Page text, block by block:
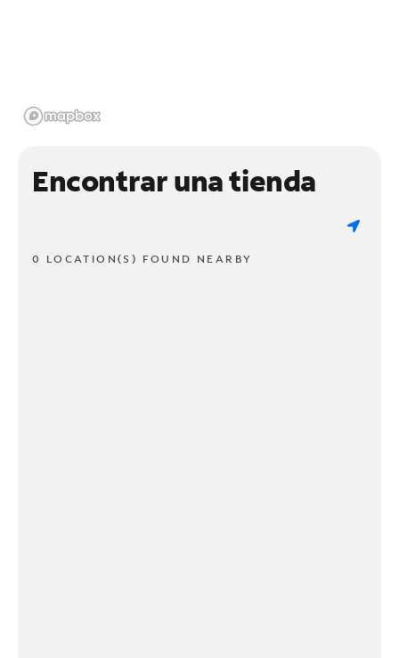
Encontrar una tienda
0 LOCATION(S) FOUND NEARBY